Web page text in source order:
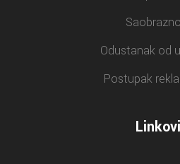
Odustanak od
Postupak
Linkovi